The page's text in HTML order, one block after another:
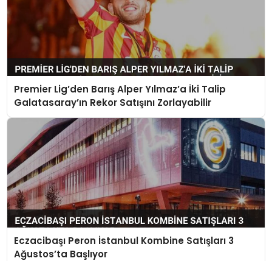
Premier Lig’den Barış Alper Yılmaz’a İki Talip
Galatasaray’ın Rekor Satışını Zorlayabilir
Eczacibaşı Peron İstanbul Kombine Satışları 3
Ağustos’ta Başlıyor